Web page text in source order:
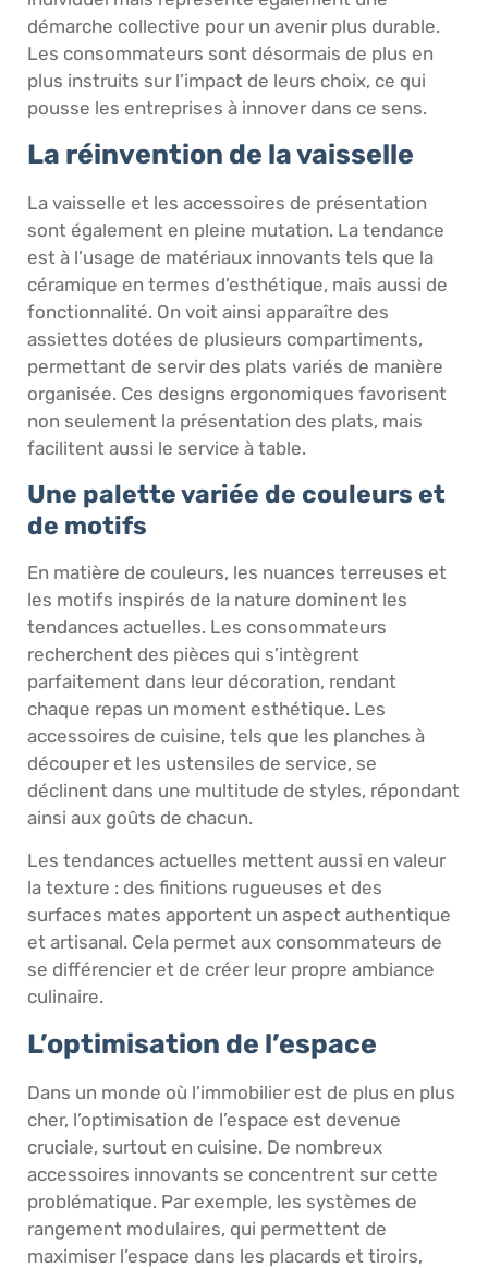
démarche collective pour un avenir plus durable.
Les consommateurs sont désormais de plus en
plus instruits sur l’impact de leurs choix, ce qui
pousse les entreprises à innover dans ce sens.
La réinvention de la vaisselle
La vaisselle et les accessoires de présentation
sont également en pleine mutation. La tendance
est à l’usage de matériaux innovants tels que la
céramique en termes d’esthétique, mais aussi de
fonctionnalité. On voit ainsi apparaître des
assiettes dotées de plusieurs compartiments,
permettant de servir des plats variés de manière
organisée. Ces designs ergonomiques favorisent
non seulement la présentation des plats, mais
facilitent aussi le service à table.
Une palette variée de couleurs et
de motifs
En matière de couleurs, les nuances terreuses et
les motifs inspirés de la nature dominent les
tendances actuelles. Les consommateurs
recherchent des pièces qui s’intègrent
parfaitement dans leur décoration, rendant
chaque repas un moment esthétique. Les
accessoires de cuisine, tels que les planches à
découper et les ustensiles de service, se
déclinent dans une multitude de styles, répondant
ainsi aux goûts de chacun.
Les tendances actuelles mettent aussi en valeur
la texture : des finitions rugueuses et des
surfaces mates apportent un aspect authentique
et artisanal. Cela permet aux consommateurs de
se différencier et de créer leur propre ambiance
culinaire.
L’optimisation de l’espace
Dans un monde où l’immobilier est de plus en plus
cher, l’optimisation de l’espace est devenue
cruciale, surtout en cuisine. De nombreux
accessoires innovants se concentrent sur cette
problématique. Par exemple, les systèmes de
rangement modulaires, qui permettent de
maximiser l’espace dans les placards et tiroirs,